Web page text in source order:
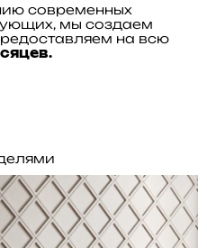
современных
мы создаем
на всю